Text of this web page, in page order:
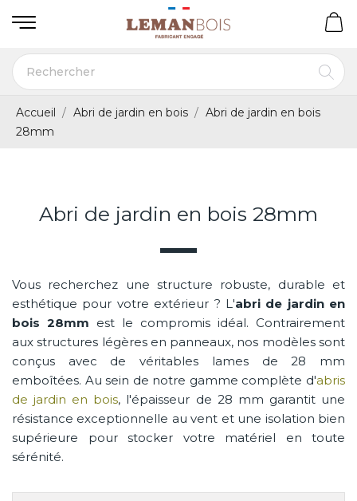
Accueil Abri de jardin en bois
Abri de jardin en bois
28mm
Abri de jardin en bois 28mm
Vous recherchez une structure robuste, durable et
esthétique pour votre extérieur ? L'abri de jardin en
bois 28mm est le compromis idéal. Contrairement
aux structures légères en panneaux, nos modèles sont
conçus avec de véritables lames de 28 mm
emboîtées. Au sein de notre gamme complète d'abris
de jardin en bois, l'épaisseur de 28 mm garantit une
résistance exceptionnelle au vent et une isolation bien
supérieure pour stocker votre matériel en toute
sérénité.